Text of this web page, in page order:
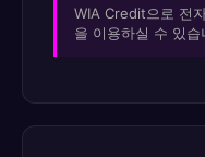
WIA Credit으로 전
을 이용하실 수 있습